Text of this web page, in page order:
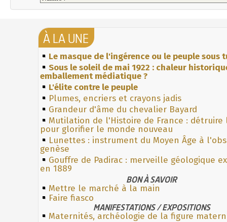
À LA UNE
Le masque de l'ingérence ou le peuple sous
Sous le soleil de mai 1922 : chaleur
emballement médiatique ?
L'élite contre le peuple
Plumes, encriers et crayons jadis
Grandeur d'âme du chevalier Bayard
Mutilation de l'Histoire de France : détruire
pour glorifier le monde nouveau
Lunettes : instrument du Moyen Âge à
genèse
Gouffre de Padirac : merveille géologique
en 1889
BON À SAVOIR
Mettre le marché à la main
Faire fiasco
MANIFESTATIONS / EXPOSITIONS
Maternités, archéologie de la figure